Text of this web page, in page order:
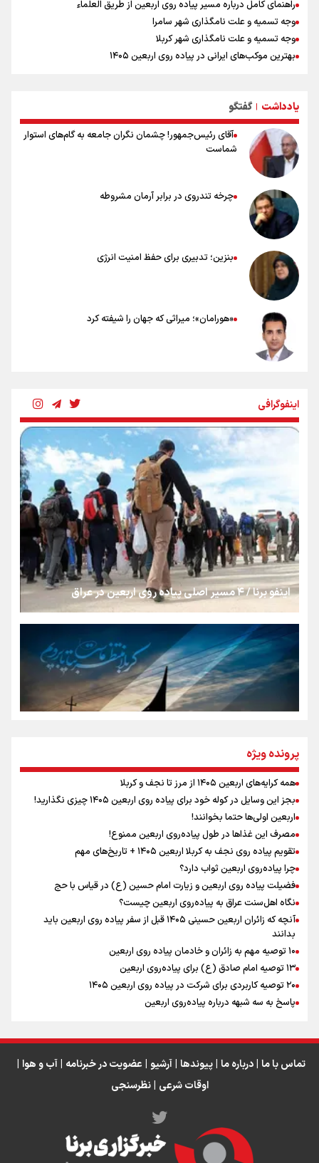
راهنمای کامل درباره مسیر پیاده روی اربعین از طریق العلماء
وجه تسمیه و علت نامگذاری شهر سامرا
وجه تسمیه و علت نامگذاری شهر کربلا
بهترین موکب‌های ایرانی در پیاده روی اربعین ۱۴۰۵
۲۰ نکته دوستانه درباره پیاده روی اربعین و عراقی ها
یادداشت | گفتگو
آقای رئیس‌جمهور! چشمان نگران جامعه به گام‌های استوار
شماست
چرخه تندروی در برابر آرمان مشروطه
بنزین؛ تدبیری برای حفظ امنیت انرژی
«هورامان»؛ میراثی که جهان را شیفته کرد
رسانه ملی و حق مردم برای شنیدن صدای رئیس‌جمهوری
روایت ایران از کنار مردم
از طلوع خیابان‌ها تا غروب اشک
جمله‌ای که بغض چهارماهه را شکست؛ «آهای مردم، آقا از
تهران رفتند»
سه حسرتی که به دلم ماند
نگاه تمدنی رهبر شهید به فضای مجازی
رابطه کارگر و کارفرما در اندیشه رهبر شهید: از تضاد به
زوجیت
اینفوگرافی
اینفو برنا / ۴ مسیر اصلی پیاده روی اربعین در عراق
اینفو برنا / توصیه‌هایی طلایی برای پیاده روی اربعین
اینفو برنا / جدول کامل فاصله مرز شلمچه تا شهرهای زیارتی
عراق
پرونده ویژه
همه کرایه‌های اربعین ۱۴۰۵ از مرز تا نجف و کربلا
بجز این وسایل در کوله خود برای پیاده روی اربعین ۱۴۰۵ چیزی نگذارید!
اربعین اولی‌ها حتما بخوانند!
مصرف این غذاها در طول پیاده‌روی اربعین ممنوع!
تقویم پیاده روی نجف به کربلا اربعین ۱۴۰۵ + تاریخ‌های مهم
چرا پیاده‌روی اربعین ثواب دارد؟
فضیلت پیاده روی اربعین و زیارت امام حسین (ع) در قیاس با حج
نگاه اهل‌سنت عراق به پیاده‌روی اربعین چیست؟
آنچه که زائران اربعین حسینی ۱۴۰۵ قبل از سفر پیاده روی اربعین باید
بدانند
۱۰ توصیه مهم به زائران و خادمان پیاده روی اربعین
۱۳ توصیه امام صادق (ع) برای پیاده‌روی اربعین
۲۰ توصیه کاربردی برای شرکت در پیاده روی اربعین ۱۴۰۵
پاسخ به سه‌ شبهه درباره پیاده‌روی اربعین
تماس با ما درباره ما پیوندها آرشیو عضویت در خبرنامه آب و هوا
اوقات شرعی نظرسنجی